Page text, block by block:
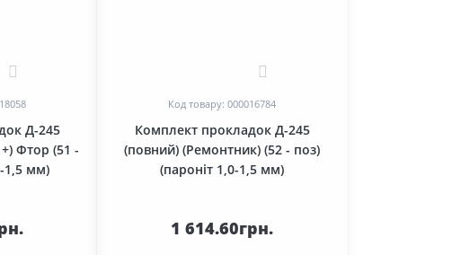
Д-245
Фтор (51 -
1,5 мм)
Код товару: 000016784
Комплект прокладок Д-245
(повний) (Ремонтник) (52 - поз)
(пароніт 1,0-1,5 мм)
1 614.60грн.